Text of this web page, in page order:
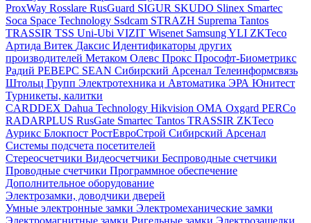
ProxWay Rosslare RusGuard SIGUR SKUDO Slinex Smartec
Soca Space Technology Ssdcam STRAZH Suprema Tantos
TRASSIR TSS Uni-Ubi VIZIT Wisenet SamsungYLI ZKTeco
Артида Витек Даксис Идентификаторы других
производителей Метаком Олевс Прокс Прософт-Биометрикс
Радий РЕВЕРС SEAN Сибирский Арсенал Телеинформсвязь
Штольц Групп Электротехника и Автоматика ЭРА Юнитест
Турникеты, калитки
CARDDEX Dahua Technology Hikvision ОМА Oxgard PERCo
RADARPLUS RusGate Smartec Tantos TRASSIR ZKTeco
Аурикс Блокпост РостЕвроСтрой Сибирский Арсенал
Системы подсчета посетителей
Стереосчетчики Видеосчетчики Беспроводные счетчики
Проводные счетчики Программное обеспечение
Дополнительное оборудование
Электрозамки, доводчики дверей
Умные электронные замки Электромеханические замки
Электромагнитные замки Ригельные замки Электрозащелки